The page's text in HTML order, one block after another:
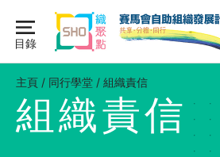
content
目錄
主頁
同行學堂
同行學堂・簡介
主頁 / 同行學堂 / 組織責信
組織責信